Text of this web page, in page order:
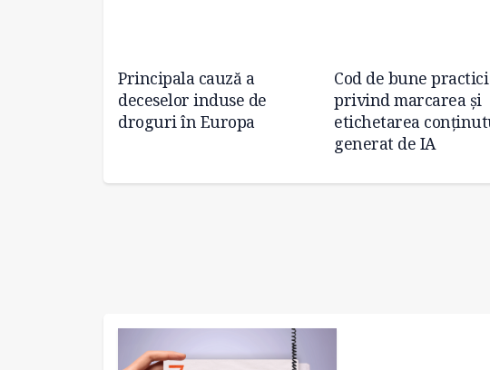
Principala cauză a
deceselor induse de
droguri în Europa
Cod de bune practici
privind marcarea și
etichetarea
generat de IA